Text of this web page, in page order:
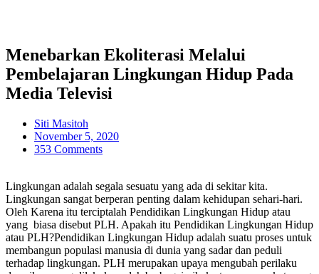
Menebarkan Ekoliterasi Melalui
Pembelajaran Lingkungan Hidup Pada
Media Televisi
Siti Masitoh
November 5, 2020
353 Comments
Lingkungan adalah segala sesuatu yang ada di sekitar kita.
Lingkungan sangat berperan penting dalam kehidupan sehari-hari.
Oleh Karena itu terciptalah Pendidikan Lingkungan Hidup atau
yang biasa disebut PLH. Apakah itu Pendidikan Lingkungan Hidup
atau PLH?Pendidikan Lingkungan Hidup adalah suatu proses untuk
membangun populasi manusia di dunia yang sadar dan peduli
terhadap lingkungan. PLH merupakan upaya mengubah perilaku